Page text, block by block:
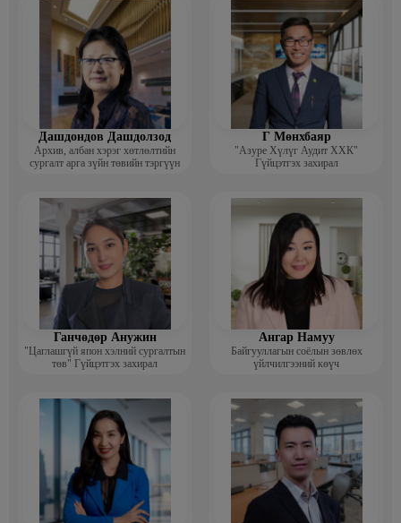
Дашдондов Дашдолзод
Архив, албан хэрэг хөтлөлтийн
сургалт арга зүйн төвийн тэргүүн
Г Мөнхбаяр
"Азуре Хүлүг Аудит ХХК"
Гүйцэтгэх захирал
Ганчөдөр Анужин
"Цаглашгүй япон хэлний сургалтын
төв" Гүйцэтгэх захирал
Ангар Намуу
Байгууллагын соёлын зөвлөх
үйлчилгээний көүч